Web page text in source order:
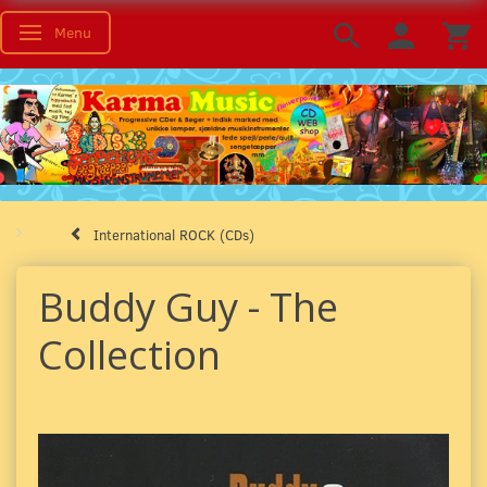
Toggle navigation
Menu
International ROCK (CDs)
Buddy Guy - The
Collection